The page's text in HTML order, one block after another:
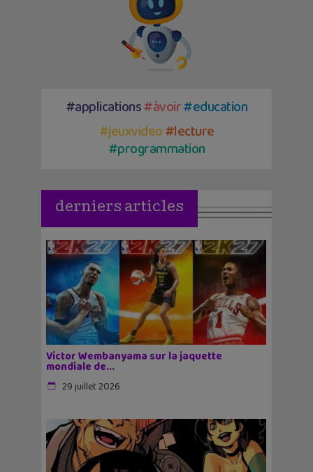
#applications#àvoir#education
#jeuxvideo#lecture
#programmation
derniers articles
Victor Wembanyama sur la jaquette
mondiale de...
29 juillet 2026